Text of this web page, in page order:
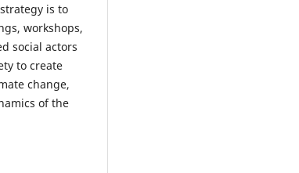
is to
workshops,
social actors
to create
change,
of the